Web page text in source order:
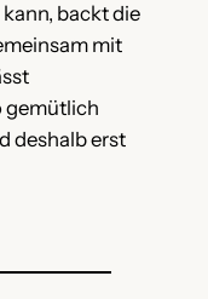
backt die
mit
gemütlich
deshalb erst